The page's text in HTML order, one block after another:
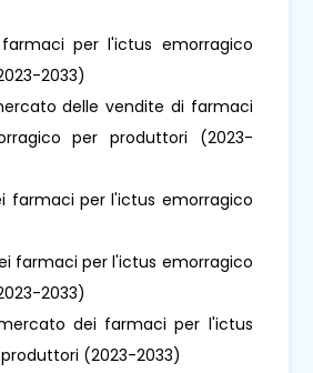
farmaci per l'ictus emorragico
2033)
delle vendite di farmaci
per produttori (2023-
farmaci per l'ictus emorragico
farmaci per l'ictus emorragico
2033)
dei farmaci per l'ictus
(2023-2033)